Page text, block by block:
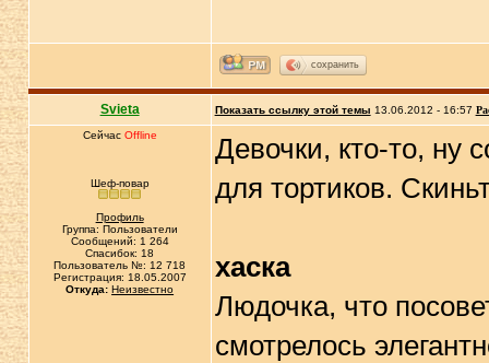
сохранить
Svieta Показать ссылку этой темы 13.06.2012 - 16:57
Сейчас Offline
Шеф-повар
Профиль
Группа: Пользователи
Сообщений: 1 264
Спасибок: 18
Пользователь №: 12 718
Регистрация: 18.05.2007
Откуда: Неизвестно
Девочки, кто-то, ну
для тортиков.
хаска
Людочка, что
смотрелось